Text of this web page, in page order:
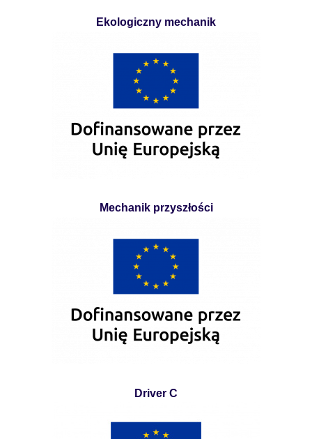
Ekologiczny mechanik
Mechanik przyszłości
Driver C